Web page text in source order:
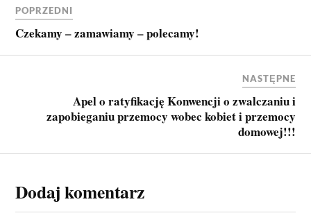
POPRZEDNI
Czekamy – zamawiamy – polecamy!
NASTĘPNE
Apel o ratyfikację Konwencji o zwalczaniu i
zapobieganiu przemocy wobec kobiet i przemocy
domowej!!!
Dodaj komentarz